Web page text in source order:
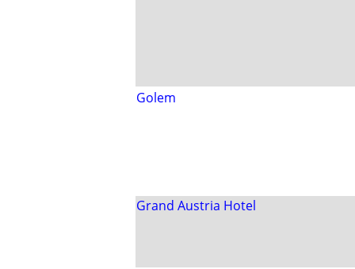
Golem
Grand Austria Hotel